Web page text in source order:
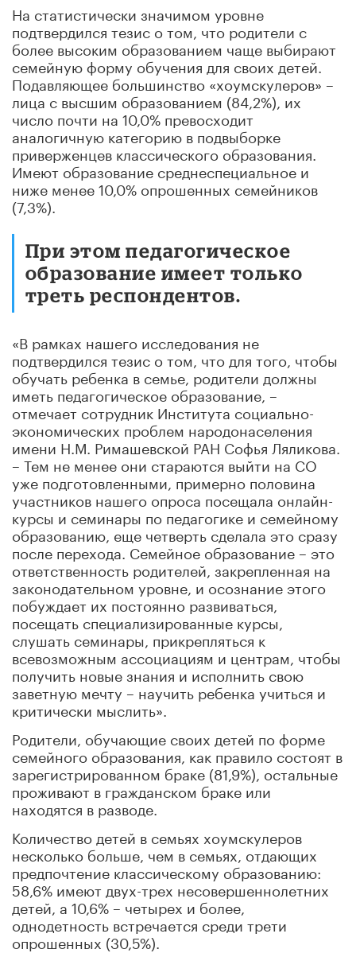
На статистически значимом уровне
подтвердился тезис о том, что родители с
более высоким образованием чаще выбирают
семейную форму обучения для своих детей.
Подавляющее большинство «хоумскулеров» –
лица с высшим образованием (84,2%), их
число почти на 10,0% превосходит
аналогичную категорию в подвыборке
приверженцев классического образования.
Имеют образование среднеспециальное и
ниже менее 10,0% опрошенных семейников
(7,3%).
При этом педагогическое
образование имеет только
треть респондентов.
«В рамках нашего исследования не
подтвердился тезис о том, что для того, чтобы
обучать ребенка в семье, родители должны
иметь педагогическое образование, –
отмечает сотрудник Института социально-
экономических проблем народонаселения
имени Н.М. Римашевской РАН Софья Ляликова.
– Тем не менее они стараются выйти на СО
уже подготовленными, примерно половина
участников нашего опроса посещала онлайн-
курсы и семинары по педагогике и семейному
образованию, еще четверть сделала это сразу
после перехода. Семейное образование – это
ответственность родителей, закрепленная на
законодательном уровне, и осознание этого
побуждает их постоянно развиваться,
посещать специализированные курсы,
слушать семинары, прикрепляться к
всевозможным ассоциациям и центрам, чтобы
получить новые знания и исполнить свою
заветную мечту – научить ребенка учиться и
критически мыслить».
Родители, обучающие своих детей по форме
семейного образования, как правило состоят в
зарегистрированном браке (81,9%), остальные
проживают в гражданском браке или
находятся в разводе.
Количество детей в семьях хоумскулеров
несколько больше, чем в семьях, отдающих
предпочтение классическому образованию:
58,6% имеют двух-трех несовершеннолетних
детей, а 10,6% – четырех и более,
однодетность встречается среди трети
опрошенных (30,5%).